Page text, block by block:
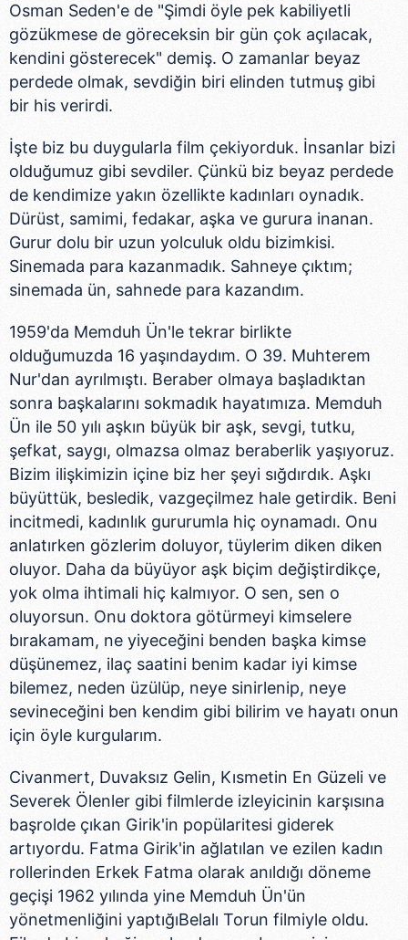
Osman Seden'e de "Şimdi öyle pek kabiliyetli
gözükmese de göreceksin bir gün çok açılacak,
kendini gösterecek" demiş. O zamanlar beyaz
perdede olmak, sevdiğin biri elinden tutmuş gibi
bir his verirdi.
İşte biz bu duygularla film çekiyorduk. İnsanlar bizi
olduğumuz gibi sevdiler. Çünkü biz beyaz perdede
de kendimize yakın özellikte kadınları oynadık.
Dürüst, samimi, fedakar, aşka ve gurura inanan.
Gurur dolu bir uzun yolculuk oldu bizimkisi.
Sinemada para kazanmadık. Sahneye çıktım;
sinemada ün, sahnede para kazandım.
1959'da Memduh Ün'le tekrar birlikte
olduğumuzda 16 yaşındaydım. O 39. Muhterem
Nur'dan ayrılmıştı. Beraber olmaya başladıktan
sonra başkalarını sokmadık hayatımıza. Memduh
Ün ile 50 yılı aşkın büyük bir aşk, sevgi, tutku,
şefkat, saygı, olmazsa olmaz beraberlik yaşıyoruz.
Bizim ilişkimizin içine biz her şeyi sığdırdık. Aşkı
büyüttük, besledik, vazgeçilmez hale getirdik. Beni
incitmedi, kadınlık gururumla hiç oynamadı. Onu
anlatırken gözlerim doluyor, tüylerim diken diken
oluyor. Daha da büyüyor aşk biçim değiştirdikçe,
yok olma ihtimali hiç kalmıyor. O sen, sen o
oluyorsun. Onu doktora götürmeyi kimselere
bırakamam, ne yiyeceğini benden başka kimse
düşünemez, ilaç saatini benim kadar iyi kimse
bilemez, neden üzülüp, neye sinirlenip, neye
sevineceğini ben kendim gibi bilirim ve hayatı onun
için öyle kurgularım.
Civanmert, Duvaksız Gelin, Kısmetin En Güzeli ve
Severek Ölenler gibi filmlerde izleyicinin karşısına
başrolde çıkan Girik'in popülaritesi giderek
artıyordu. Fatma Girik'in ağlatılan ve ezilen kadın
rollerinden Erkek Fatma olarak anıldığı döneme
geçişi 1962 yılında yine Memduh Ün'ün
yönetmenliğini yaptığıBelalı Torun filmiyle oldu.